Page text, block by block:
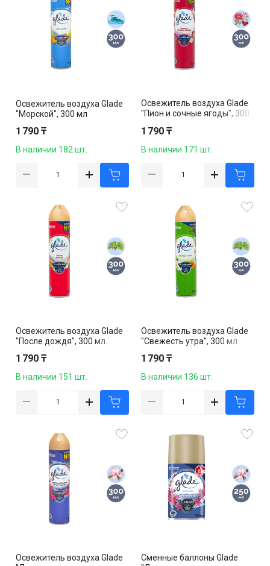
Освежитель воздуха Glade
"Морской", 300 мл
1 790 ₸
В наличии 182 шт.
Освежитель воздуха Glade
"Пион и сочные ягоды", 300
1 790 ₸
В наличии 171 шт.
Освежитель воздуха Glade
"После дождя", 300 мл.
1 790 ₸
В наличии 151 шт.
Освежитель воздуха Glade
"Свежесть утра", 300 мл
1 790 ₸
В наличии 136 шт.
Освежитель воздуха Glade
Сменные баллоны Glade